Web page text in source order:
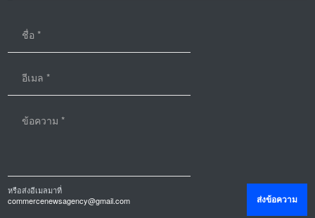
หรือส่งอีเมลมาที่
commercenewsagency@gmail.com